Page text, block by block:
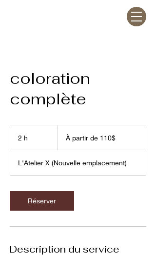
coloration
complète
2 h
partir
À partir de 110$
L'Atelier X (Nouvelle emplacement)
Réserver
Description du service